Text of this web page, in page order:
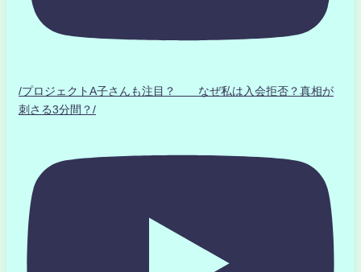
/プロジェクトA子さんも注目？ なぜ私は入会拒否？真相が
刺さる3分間？/